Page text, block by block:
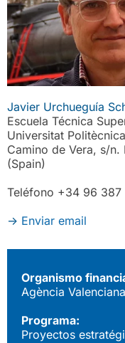
Javier Urchueguía
Escuela Técnica
Universitat
Camino de Vera, s/
(Spain)
Teléfono +34 96
-> Enviar email
Organismo
Agència
Programa:
Proyectos